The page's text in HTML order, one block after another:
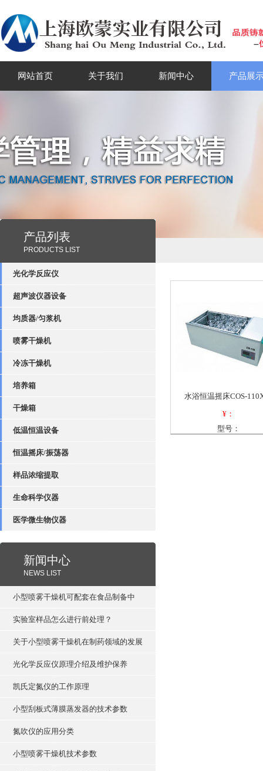
网站首页 关于我们 新闻中心 产品展
产品列表
PRODUCTS LIST
光化学反应仪
超声波仪器设备
均质器/匀浆机
喷雾干燥机
冷冻干燥机
培养箱
干燥箱
低温恒温设备
恒温摇床/振荡器
样品浓缩提取
生命科学仪器
医学微生物仪器
新闻中心
NEWS LIST
小型喷雾干燥机可配套在食品制备中
实验室样品怎么进行前处理？
关于小型喷雾干燥机在制药领域的发展
光化学反应仪原理介绍及维护保养
凯氏定氮仪的工作原理
小型刮板式薄膜蒸发器的技术参数
氮吹仪的应用分类
小型喷雾干燥机技术参数
水浴恒温摇床COS-
¥：
型号：